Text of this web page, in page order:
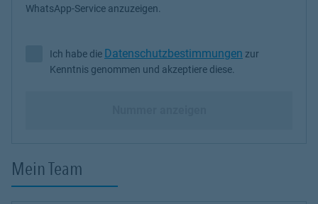
WhatsApp-Service anzuzeigen.
Ich habe die Datenschutzbestimmungen zur Kenntnis
Ich habe die Datenschutzbestimmungen zur
Kenntnis genommen und akzeptiere diese.
Mein Team